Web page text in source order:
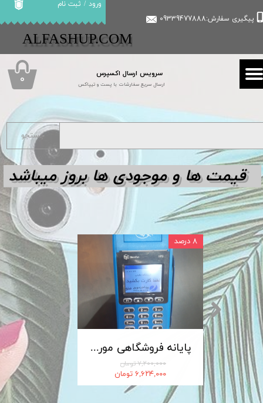
سرویس ارسال اکسپرس
ارسال سریع سفارشات با پست و تیپاکس
پیگیری سفارش:09339477888
ورود / ثبت نام
حساب کاربری من
تغییر گذر واژه
سفارشات
​​ALFASHUP.COM
۰
پایانه فروشگاهی مورفان MoreFun مدل H9
۷,۲۰۰,۰۰۰ تومان
۶,۶۲۴,۰۰۰ تومان
۸ درصد
کابل شارژ MICRO-USB اندروید LDNIO الدینیو مدل XS-07 متراژ 1 متر
جستجو
قیمت ها و موجودی ها بروز میباشد